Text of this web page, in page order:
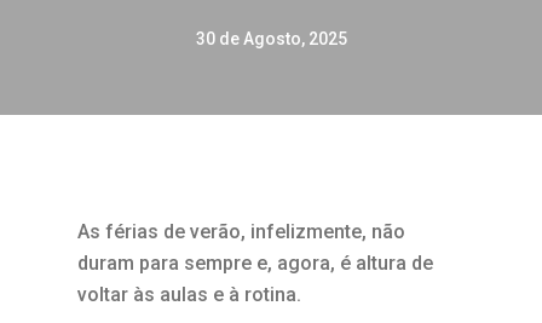
30 de Agosto, 2025
As férias de verão, infelizmente, não
duram para sempre e, agora, é altura de
voltar às aulas e à rotina.